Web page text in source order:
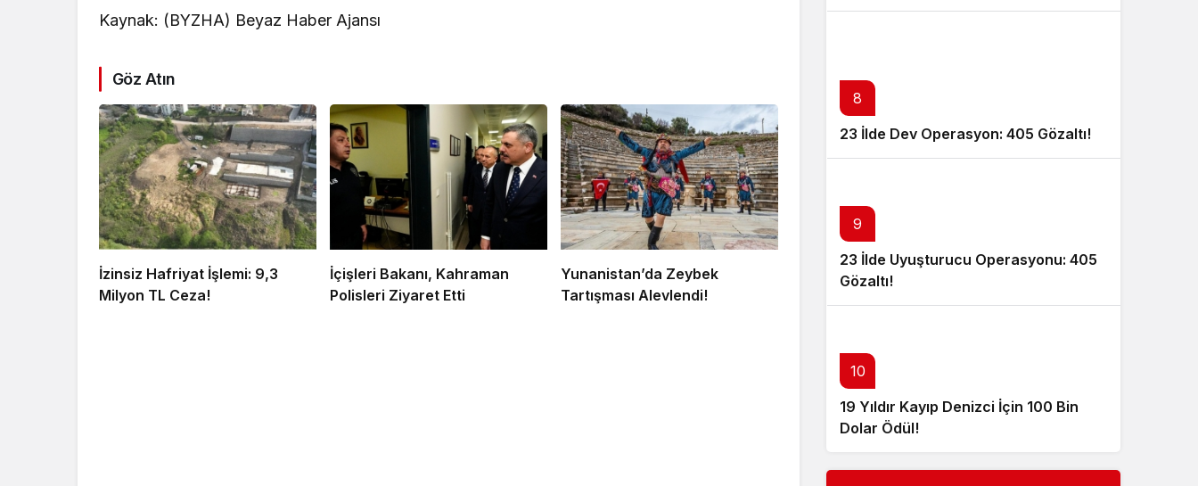
Kaynak: (BYZHA) Beyaz Haber Ajansı
Göz Atın
İzinsiz Hafriyat İşlemi: 9,3
Milyon TL Ceza!
İçişleri Bakanı, Kahraman
Polisleri Ziyaret Etti
Yunanistan’da Zeybek
Tartışması Alevlendi!
8
23 İlde Dev Operasyon: 405 Gözaltı!
9
23 İlde Uyuşturucu Operasyonu: 405
Gözaltı!
10
19 Yıldır Kayıp Denizci İçin 100 Bin
Dolar Ödül!